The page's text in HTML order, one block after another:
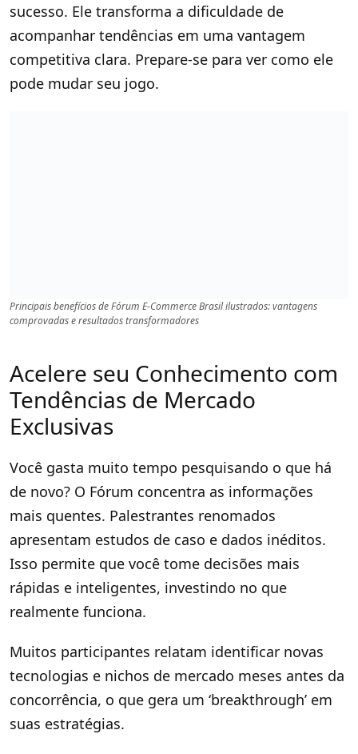
sucesso. Ele transforma a dificuldade de
acompanhar tendências em uma vantagem
competitiva clara. Prepare-se para ver como ele
pode mudar seu jogo.
Principais benefícios de Fórum E-Commerce Brasil ilustrados: vantagens
comprovadas e resultados transformadores
Acelere seu Conhecimento com
Tendências de Mercado
Exclusivas
Você gasta muito tempo pesquisando o que há
de novo? O Fórum concentra as informações
mais quentes. Palestrantes renomados
apresentam estudos de caso e dados inéditos.
Isso permite que você tome decisões mais
rápidas e inteligentes, investindo no que
realmente funciona.
Muitos participantes relatam identificar novas
tecnologias e nichos de mercado meses antes da
concorrência, o que gera um ‘breakthrough’ em
suas estratégias.